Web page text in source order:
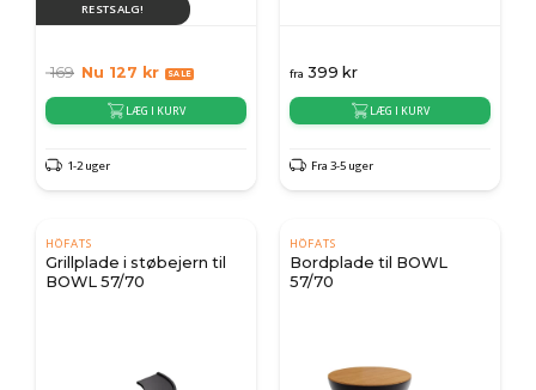
RESTSALG!
169 Nu 127 kr
LÆG I KURV
1-2 uger
fra 399 kr
LÆG I KURV
Fra 3-5 uger
HÖFATS
Grillplade i støbejern til
BOWL 57/70
HÖFATS
Bordplade til BOWL
57/70